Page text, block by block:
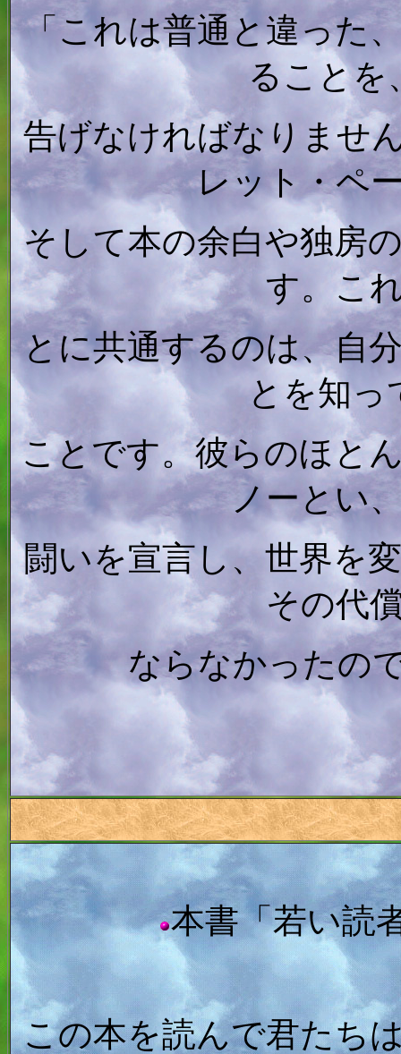
「これは普通と違った
ることを
告げなければなりませ
レット・ペ
そして本の余白や独房
す。こ
とに共通するのは、自
とを知っ
ことです。彼らのほと
ノーとい
闘いを宣言し、世界を
その代
ならなかったの
本書「若い読
この本を読んで君たち